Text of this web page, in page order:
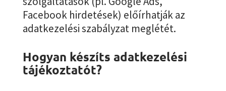
Facebook hirdetések) előírhatják az
adatkezelési szabályzat meglétét.
Hogyan készíts adatkezelési
tájékoztatót?